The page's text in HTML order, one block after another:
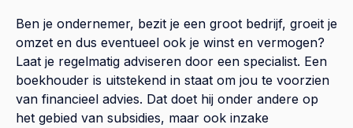
Ben je ondernemer, bezit je een groot bedrijf, groeit je
omzet en dus eventueel ook je winst en vermogen?
Laat je regelmatig adviseren door een specialist. Een
boekhouder is uitstekend in staat om jou te voorzien
van financieel advies. Dat doet hij onder andere op
het gebied van subsidies, maar ook inzake